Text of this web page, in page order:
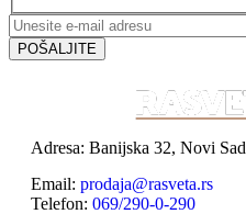
Adresa: Banijska 32, Novi Sad
Email: prodaja@rasveta.rs
Telefon: 069/290-0-290